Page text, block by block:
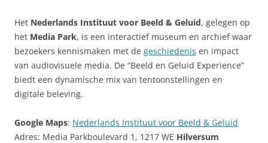
Het Nederlands Instituut voor Beeld & Geluid, gelegen op
het Media Park, is een interactief museum en archief waar
bezoekers kennismaken met de geschiedenis en impact
van audiovisuele media. De “Beeld en Geluid Experience”
biedt een dynamische mix van tentoonstellingen en
digitale beleving.
Google Maps: Nederlands Instituut voor Beeld & Geluid
Adres: Media Parkboulevard 1, 1217 WE Hilversum